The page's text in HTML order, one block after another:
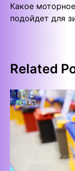
navigation
Какое
подойдет для
Related